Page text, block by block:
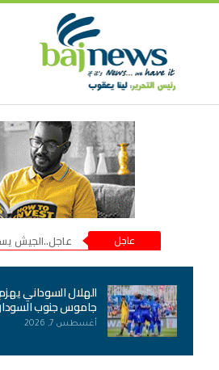
عاجل عاجل..الجيش
الهلال السوداني
جاموس جنوب
أغسطس 7, 2026